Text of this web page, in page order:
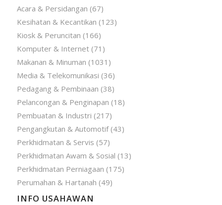
Acara & Persidangan (67)
Kesihatan & Kecantikan (123)
Kiosk & Peruncitan (166)
Komputer & Internet(71)
Makanan & Minuman (1031)
Media & Telekomunikasi (36)
Pedagang & Pembinaan (38)
Pelancongan & Penginapan (18)
Pembuatan & Industri (217)
Pengangkutan & Automotif(43)
Perkhidmatan & Servis (57)
Perkhidmatan Awam & Sosial (13)
Perkhidmatan Perniagaan (175)
Perumahan & Hartanah (49)
INFO USAHAWAN